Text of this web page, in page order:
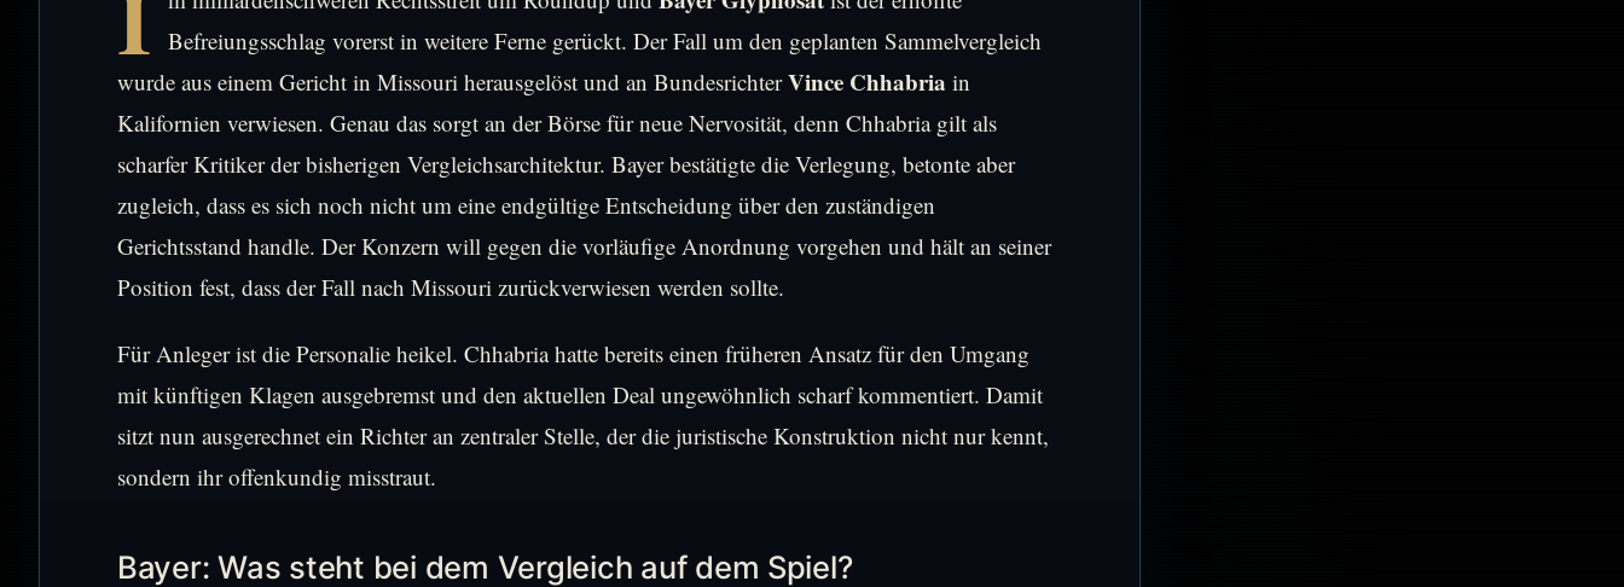
Befreiungsschlag vorerst in weitere Ferne gerückt. Der Fall um den geplanten Sammelvergleich
wurde aus einem Gericht in Missouri herausgelöst und an BundesrichterVince Chhabria in
Kalifornien verwiesen. Genau das sorgt an der Börse für neue Nervosität, denn Chhabria gilt als
scharfer Kritiker der bisherigen Vergleichsarchitektur. Bayer bestätigte die Verlegung, betonte aber
zugleich, dass es sich noch nicht um eine endgültige Entscheidung über den zuständigen
Gerichtsstand handle. Der Konzern will gegen die vorläufige Anordnung vorgehen und hält an seiner
Position fest, dass der Fall nach Missouri zurückverwiesen werden sollte.
Für Anleger ist die Personalie heikel. Chhabria hatte bereits einen früheren Ansatz für den Umgang
mit künftigen Klagen ausgebremst und den aktuellen Deal ungewöhnlich scharf kommentiert. Damit
sitzt nun ausgerechnet ein Richter an zentraler Stelle, der die juristische Konstruktion nicht nur kennt,
sondern ihr offenkundig misstraut.
Bayer: Was steht bei dem Vergleich auf dem Spiel?